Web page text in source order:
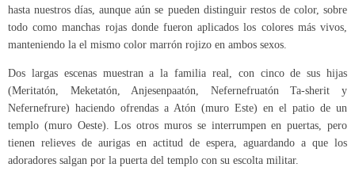
hasta nuestros días, aunque aún se pueden distinguir restos de color, sobre
todo como manchas rojas donde fueron aplicados los colores más vivos,
manteniendo la el mismo color marrón rojizo en ambos sexos.
Dos largas escenas muestran a la familia real, con cinco de sus hijas
(Meritatón, Meketatón, Anjesenpaatón, Nefernefruatón Ta-sherit y
Nefernefrure) haciendo ofrendas a Atón (muro Este) en el patio de un
templo (muro Oeste). Los otros muros se interrumpen en puertas, pero
tienen relieves de aurigas en actitud de espera, aguardando a que los
adoradores salgan por la puerta del templo con su escolta militar.